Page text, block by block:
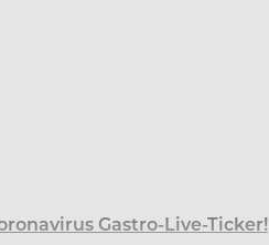
Gastro-Live-Ticker!